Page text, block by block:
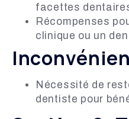
facettes
Récompenses
clinique ou un
Nécessité de
dentiste pour